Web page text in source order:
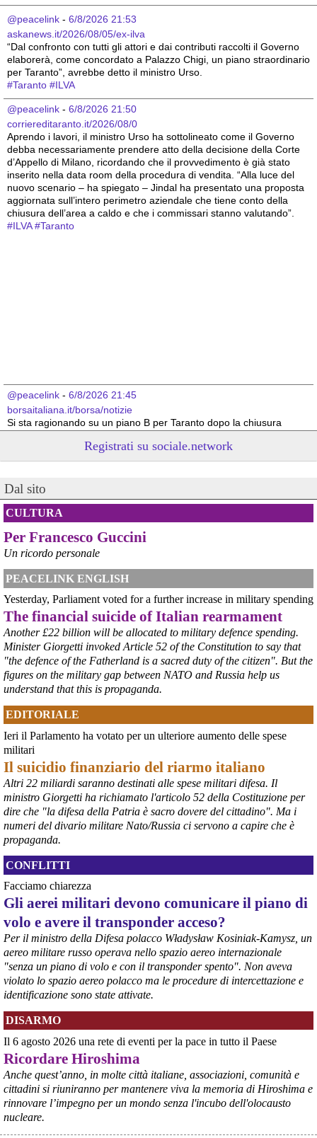
@peacelink - 6/8/2026 21:53
askanews.it/2026/08/05/ex-ilva
“Dal confronto con tutti gli attori e dai contributi raccolti il Governo
elaborerà, come concordato a Palazzo Chigi, un piano straordinario
per Taranto”, avrebbe detto il ministro Urso.
#Taranto #ILVA
@peacelink - 6/8/2026 21:50
corriereditaranto.it/2026/08/0
Aprendo i lavori, il ministro Urso ha sottolineato come il Governo
debba necessariamente prendere atto della decisione della Corte
d’Appello di Milano, ricordando che il provvedimento è già stato
inserito nella data room della procedura di vendita. “Alla luce del
nuovo scenario – ha spiegato – Jindal ha presentato una proposta
aggiornata sull’intero perimetro aziendale che tiene conto della
chiusura dell’area a caldo e che i commissari stanno valutando”.
#ILVA #Taranto
@peacelink - 6/8/2026 21:45
borsaitaliana.it/borsa/notizie
Si sta ragionando su un piano B per Taranto dopo la chiusura
cronachetarantine.it/index.php
il Governo ha manifestato l’intenzione di predisporre un
provvedimento straordinario per attenuare le conseguenze
economiche e sociali della prevista fermata dell’area a caldo e ha
chiesto alle rappresentanze del territorio di formulare proposte
concrete per definirne i contenuti. Casartigiani valuta positivamente
#ILVA #Taranto
@peacelink
6/8/2026 21:36
giornalerossoblu.it/ex-ilva-sc
Nel tavolo convocato al Ministero delle Imprese e del Made in Italy,
il Governo ha annunciato l’intenzione di predisporre un
provvedimento straordinario per attenuare le conseguenze
economiche e sociali dello stop dell’area a caldo, invitando le
rappresentanze del territorio a presentare proposte operative.
#ILVA #Taranto
Ultimi cento milioni di euro per l’ex Ilva, poi non saranno più
possibili nuovi aiuti di Stato. Lo ha confermato il ministro Adolfo
Urso durante l’incontro al Mimit con le imprese dell’indotto: la
tranche conclusiva del prestito autorizzato dall’Unione europea
dovrà essere erogata entro il 9 agosto e restituita dal futuro
acquirente.
Fonte: Studio100
#ILVA #UE
@peacelink - 6/8/2026 21:08
Registrati su sociale.network
Dal sito
CULTURA
Per Francesco Guccini
Un ricordo personale
PEACELINK ENGLISH
Yesterday, Parliament voted for a further increase in military spending
The financial suicide of Italian rearmament
Another £22 billion will be allocated to military defence spending.
Minister Giorgetti invoked Article 52 of the Constitution to say that
"the defence of the Fatherland is a sacred duty of the citizen". But the
figures on the military gap between NATO and Russia help us
understand that this is propaganda.
EDITORIALE
Ieri il Parlamento ha votato per un ulteriore aumento delle spese
militari
Il suicidio finanziario del riarmo italiano
Altri 22 miliardi saranno destinati alle spese militari difesa. Il
ministro Giorgetti ha richiamato l'articolo 52 della Costituzione per
dire che "la difesa della Patria è sacro dovere del cittadino". Ma i
numeri del divario militare Nato/Russia ci servono a capire che è
propaganda.
CONFLITTI
Facciamo chiarezza
Gli aerei militari devono comunicare il piano di
volo e avere il transponder acceso?
Per il ministro della Difesa polacco Władysław Kosiniak-Kamysz, un
aereo militare russo operava nello spazio aereo internazionale
"senza un piano di volo e con il transponder spento". Non aveva
violato lo spazio aereo polacco ma le procedure di intercettazione e
identificazione sono state attivate.
DISARMO
Il 6 agosto 2026 una rete di eventi per la pace in tutto il Paese
Ricordare Hiroshima
Anche quest’anno, in molte città italiane, associazioni, comunità e
cittadini si riuniranno per mantenere viva la memoria di Hiroshima e
rinnovare l’impegno per un mondo senza l'incubo dell'olocausto
nucleare.